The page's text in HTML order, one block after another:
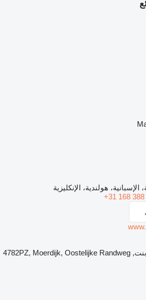
الإسبانية، هولندية، الإنكليزية
+31 168 388
هولندا, مقاطعة شمال برابنت, 4782PZ, Moerdijk, Oostelijke Randweg